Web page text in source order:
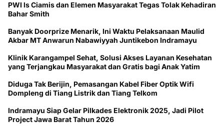
PWI ls Ciamis dan Elemen Masyarakat Tegas Tolak Kehadiran
Bahar Smith
Banyak Doorprize Menarik, Ini Waktu Pelaksanaan Maulid
Akbar MT Anwarun Nabawiyyah Juntikebon Indramayu
Klinik Karangampel Sehat, Solusi Akses Layanan Kesehatan
yang Terjangkau Masyarakat dan Gratis bagi Anak Yatim
Diduga Tak Berijin, Pemasangan Kabel Fiber Optik Wifi
Dompleng di Tiang Listrik dan Tiang Telkom
Indramayu Siap Gelar Pilkades Elektronik 2025, Jadi Pilot
Project Jawa Barat Tahun 2026